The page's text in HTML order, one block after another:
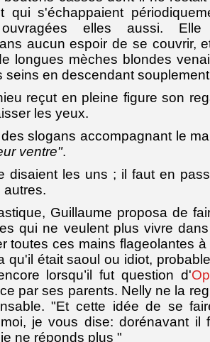
qui s'échappaient
ouvragées elles aussi.
aucun espoir de se couvrir,
longues mèches blondes
seins en descendant
reçut en pleine figure son
les yeux.
slogans accompagnant le
ventre".
disaient les uns ; il faut en
autres.
Guillaume proposa de
qui ne veulent plus vivre
toutes ces mains flageolantes
qu'il était saoul ou idiot,
lorsqu’il fut question d'
par ses parents. Nelly ne la
"Et cette idée de se
je vous dise: dorénavant il
ne réponds plus "